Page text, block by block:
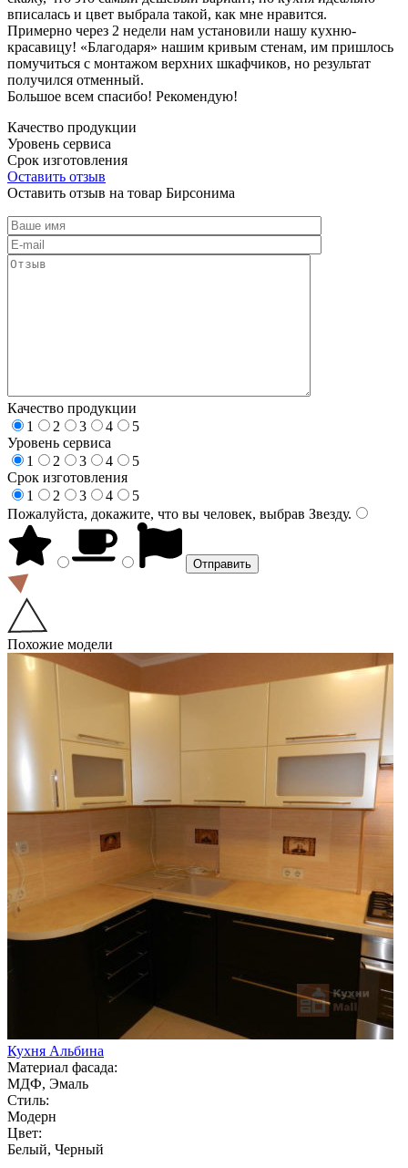
вписалась и цвет выбрала такой, как мне нравится.
Примерно через 2 недели нам установили нашу кухню-
красавицу! «Благодаря» нашим кривым стенам, им пришлось
помучиться с монтажом верхних шкафчиков, но результат
получился отменный.
Большое всем спасибо! Рекомендую!
Качество продукции
Уровень сервиса
Срок изготовления
Оставить отзыв
Оставить отзыв на товар Бирсонима
Качество продукции
1
2 3 4
5
Уровень сервиса
1
2 3 4
5
Срок изготовления
1
2 3 4
5
Пожалуйста, докажите, что вы человек, выбрав Звезду.
Похожие модели
Кухня Альбина
Материал фасада:
МДФ, Эмаль
Стиль:
Модерн
Цвет:
Белый, Черный